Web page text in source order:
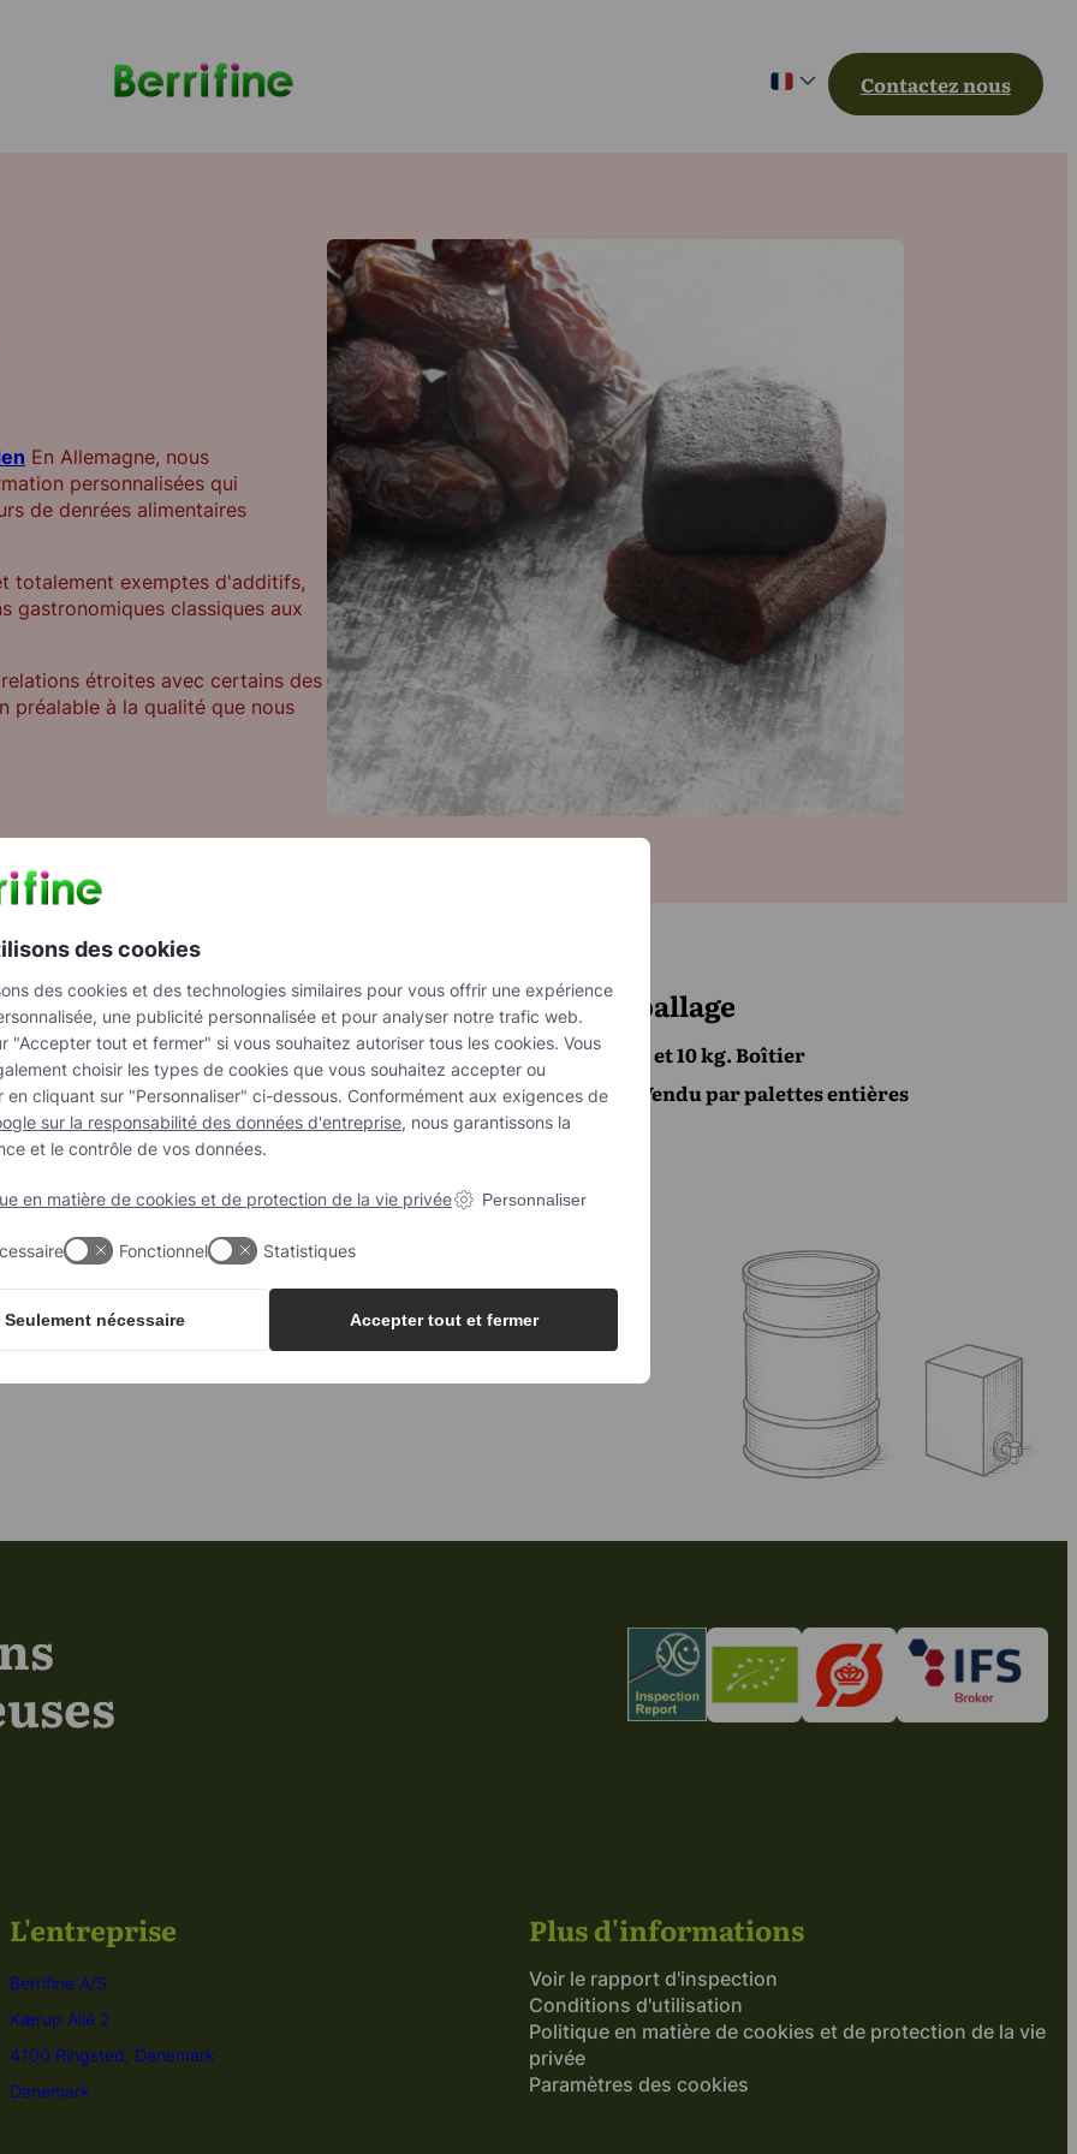
Contactez nous
En Allemagne, nous
personnalisées qui
de denrées alimentaires
totalement exemptes d'additifs,
gastronomiques classiques aux
étroites avec certains des
préalable à la qualité que nous
ajouté
ou conventionnel
Comment l'utiliser
Garniture de boulangerie
Barres/boules
Confiserie
Est
Emballage
5 et 10 kg. Boîtier
Vendu par palettes entières
L'entreprise
Berrifine A/S
Kærup Allé 2
4100 Ringsted, Danemark
Danemark
Plus d'informations
Voir le rapport d'inspection
Conditions d'utilisation
Politique en matière de cookies et de protection de la vie
privée
Paramètres des cookies
des cookies
des cookies et des technologies similaires pour vous offrir une expérience
une publicité personnalisée et pour analyser notre trafic web.
"Accepter tout et fermer" si vous souhaitez autoriser tous les cookies. Vous
choisir les types de cookies que vous souhaitez accepter ou
en cliquant sur "Personnaliser" ci-dessous. Conformément aux exigences de
sur la responsabilité des données d'entreprise, nous garantissons la
et le contrôle de vos données.
en matière de cookies et de protection de la vie privée Personnaliser
Fonctionnel Statistiques
Seulement nécessaire Accepter tout et fermer